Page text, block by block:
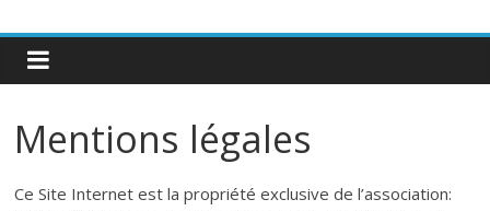
Mentions légales
Ce Site Internet est la propriété exclusive de l’association: